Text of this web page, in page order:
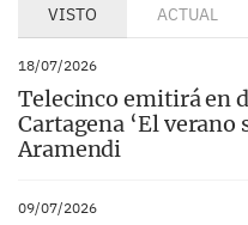
VISTO ACTUAL
18/07/2026
Telecinco emitirá en
Cartagena ‘El verano
Aramendi
09/07/2026